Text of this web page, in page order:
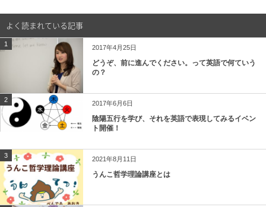
よく読まれている記事
1 2017年4月25日
どうぞ、前に進んでください。って英語で何ていう
の？
2 2017年6月6日
陰陽五行を学び、それを英語で表現してみるイベン
ト開催！
3 2021年8月11日
うんこ哲学理論講座とは